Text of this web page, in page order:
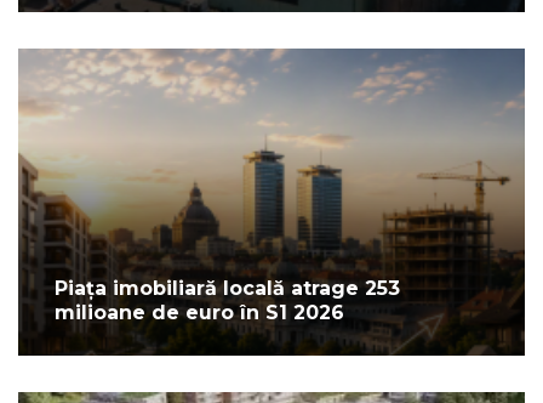
Piața imobiliară locală atrage 253
milioane de euro în S1 2026